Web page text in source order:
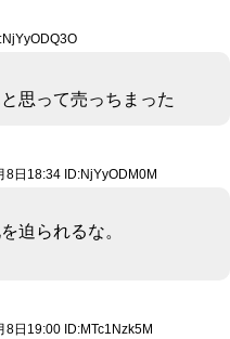
思って売っちまった
8日18:34 ID:NjYyODM0M
迫られるな。
8日19:00 ID:MTc1Nzk5M